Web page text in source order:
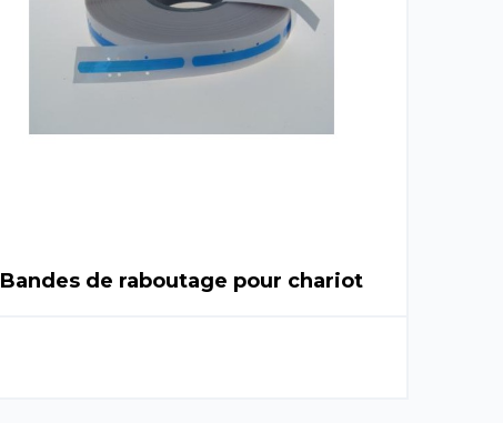
Bandes de raboutage pour chariot